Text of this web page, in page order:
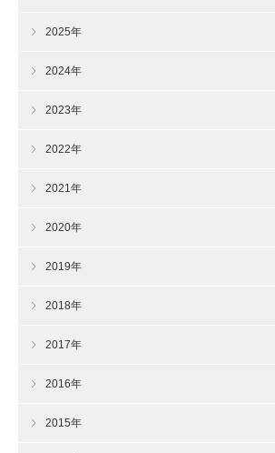
2025年
2024年
2023年
2022年
2021年
2020年
2019年
2018年
2017年
2016年
2015年